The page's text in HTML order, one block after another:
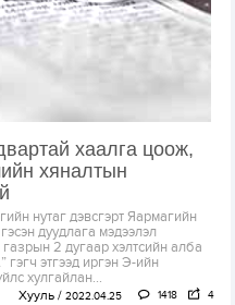
хаалга цоож,
хяналтын
нутаг дэвсгэрт Яармагийн
дуудлага мэдээлэл
2 дугаар хэлтсийн алба
этгээд иргэн Э-ийн
хулгайлан...
Хууль 2022.04.25 1418 4